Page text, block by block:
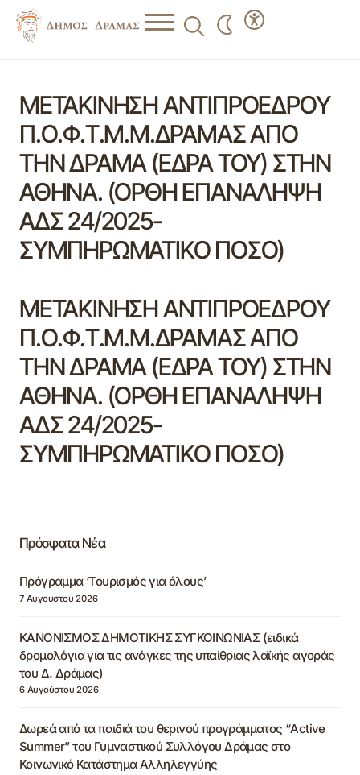
ΜΕΤΑΚΙΝΗΣΗ ΑΝΤΙΠΡΟΕΔΡΟΥ
Π.Ο.Φ.Τ.Μ.Μ.ΔΡΑΜΑΣ ΑΠΟ
ΤΗΝ ΔΡΑΜΑ (ΕΔΡΑ ΤΟΥ) ΣΤΗΝ
ΑΘΗΝΑ. (ΟΡΘΗ ΕΠΑΝΑΛΗΨΗ
ΑΔΣ 24/2025-
ΣΥΜΠΗΡΩΜΑΤΙΚΟ ΠΟΣΟ)
ΜΕΤΑΚΙΝΗΣΗ ΑΝΤΙΠΡΟΕΔΡΟΥ
Π.Ο.Φ.Τ.Μ.Μ.ΔΡΑΜΑΣ ΑΠΟ
ΤΗΝ ΔΡΑΜΑ (ΕΔΡΑ ΤΟΥ) ΣΤΗΝ
ΑΘΗΝΑ. (ΟΡΘΗ ΕΠΑΝΑΛΗΨΗ
ΑΔΣ 24/2025-
ΣΥΜΠΗΡΩΜΑΤΙΚΟ ΠΟΣΟ)
Πρόσφατα Νέα
Πρόγραμμα ‘Τουρισμός για όλους’
7 Αυγούστου 2026
ΚΑΝΟΝΙΣΜΟΣ ΔΗΜΟΤΙΚΗΣ ΣΥΓΚΟΙΝΩΝΙΑΣ (ειδικά
δρομολόγια για τις ανάγκες της υπαίθριας λαϊκής αγοράς
του Δ. Δράμας)
6 Αυγούστου 2026
Δωρεά από τα παιδιά του θερινού προγράμματος “Active
Summer” του Γυμναστικού Συλλόγου Δράμας στο
Κοινωνικό Κατάστημα Αλληλεγγύης